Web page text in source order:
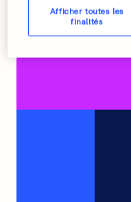
Afficher toutes les
finalités